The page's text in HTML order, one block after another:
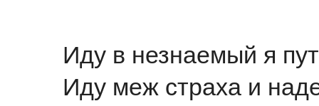
Иду в незнаемый я
Иду меж страха и